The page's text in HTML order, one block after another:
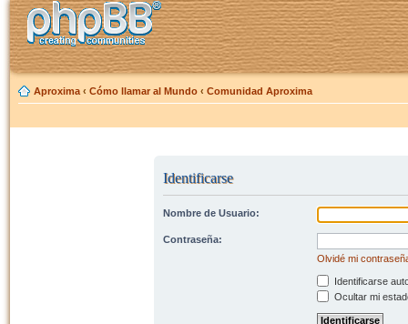
Aproxima ‹ Cómo llamar al Mundo ‹ Comunidad Aproxima
Identificarse
Nombre de Usuario:
Contraseña:
Olvidé mi
Identificarse
Ocultar mi